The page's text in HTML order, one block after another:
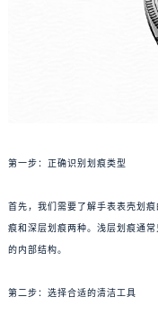
第一步：正确识别划痕类型
首先，我们需要了解手表表壳划
痕和深层划痕两种。浅层划痕通
的内部结构。
第二步：选择合适的清洁工具